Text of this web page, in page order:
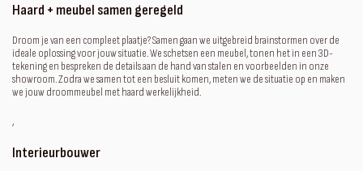
Haard + meubel samen geregeld
Droom je van een compleet plaatje? Samen gaan we uitgebreid brainstormen over de
ideale oplossing voor jouw situatie. We schetsen een meubel, tonen het in een 3D-
tekening en bespreken de details aan de hand van stalen en voorbeelden in onze
showroom. Zodra we samen tot een besluit komen, meten we de situatie op en maken
we jouw droommeubel met haard werkelijkheid.
‚
Interieurbouwer